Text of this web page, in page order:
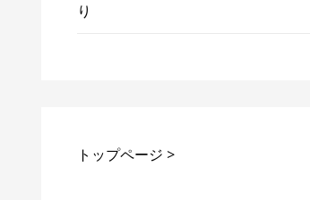
り
トップページ >